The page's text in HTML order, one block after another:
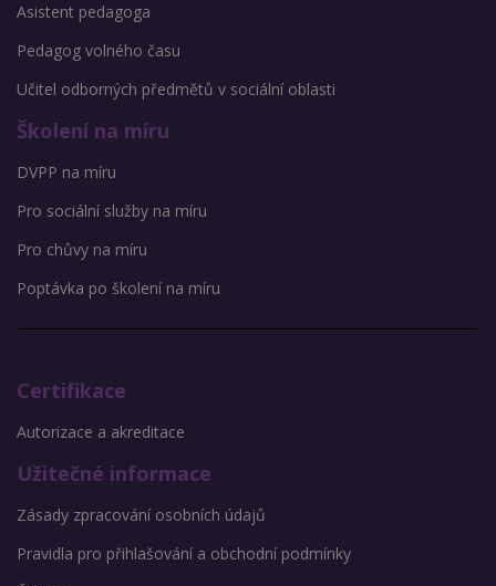
Asistent pedagoga
Pedagog volného času
Učitel odborných předmětů v sociální oblasti
Školení na míru
DVPP na míru
Pro sociální služby na míru
Pro chůvy na míru
Poptávka po školení na míru
Certifikace
Autorizace a akreditace
Užitečné informace
Zásady zpracování osobních údajů
Pravidla pro přihlašování a obchodní podmínky